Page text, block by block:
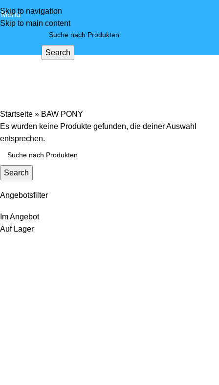
Skip to navigation
Skip to main content
Menü
Search
Angebotsfilter
Im Angebot
Auf Lager
Startseite » BAW PONY
Es wurden keine Produkte gefunden, die deiner Auswahl
entsprechen.
Search